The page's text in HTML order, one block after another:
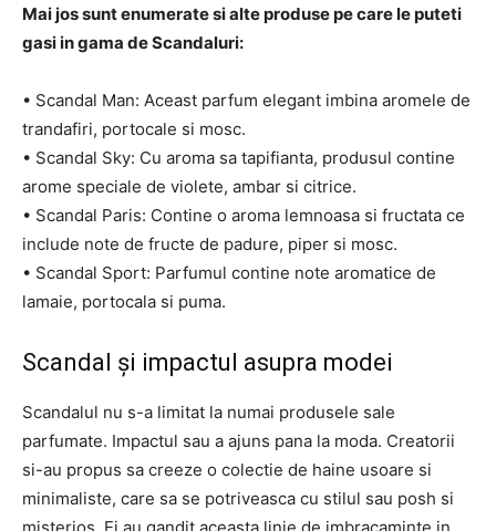
Mai jos sunt enumerate si alte produse pe care le puteti
gasi in gama de Scandaluri:
• Scandal Man: Aceast parfum elegant imbina aromele de
trandafiri, portocale si mosc.
• Scandal Sky: Cu aroma sa tapifianta, produsul contine
arome speciale de violete, ambar si citrice.
• Scandal Paris: Contine o aroma lemnoasa si fructata ce
include note de fructe de padure, piper si mosc.
• Scandal Sport: Parfumul contine note aromatice de
lamaie, portocala si puma.
Scandal și impactul asupra modei
Scandalul nu s-a limitat la numai produsele sale
parfumate. Impactul sau a ajuns pana la moda. Creatorii
si-au propus sa creeze o colectie de haine usoare si
minimaliste, care sa se potriveasca cu stilul sau posh si